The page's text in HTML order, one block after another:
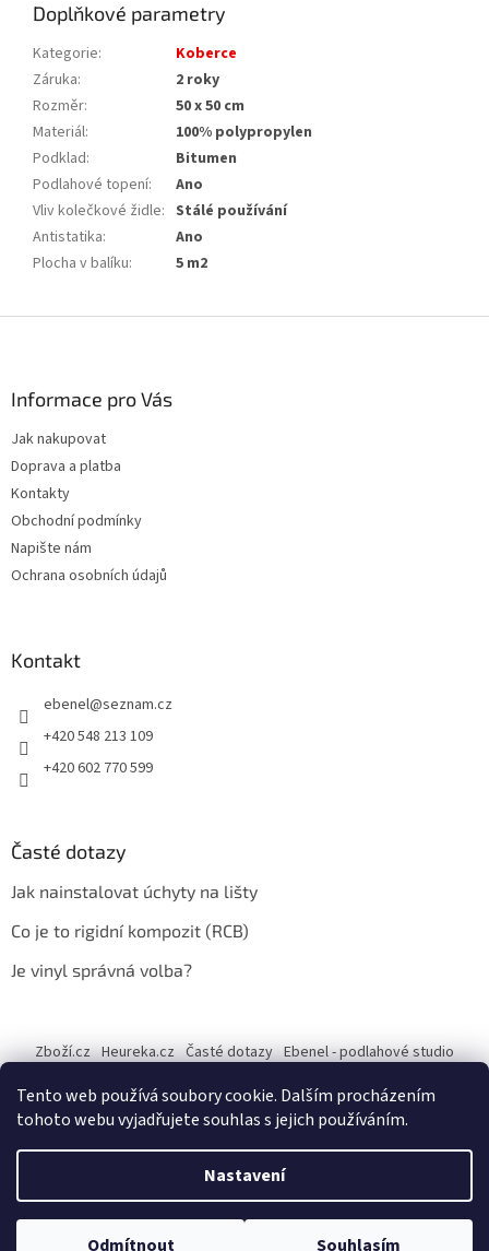
Tento web používá soubory cookie. Dalším procházením
tohoto webu vyjadřujete souhlas s jejich používáním.
Nastavení
Odmítnout Souhlasím
Doplňkové parametry
Kategorie:
Koberce
Záruka:
2 roky
Rozměr:
50 x 50 cm
Materiál:
100% polypropylen
Podklad:
Bitumen
Podlahové topení:
Ano
Vliv kolečkové židle: Stálé používání
Antistatika:
Ano
Plocha v balíku: 5 m2
Informace pro Vás
Jak nakupovat
Doprava a platba
Kontakty
Obchodní podmínky
Napište nám
Ochrana osobních údajů
Kontakt
ebenel@seznam.cz
+420 548 213 109
+420 602 770 599
Časté dotazy
Jak nainstalovat úchyty na lišty
Co je to rigidní kompozit (RCB)
Je vinyl správná volba?
Zboží.cz Heureka.cz Časté dotazy Ebenel - podlahové studio
Copyright 2026Ebenel - Podlahové studio Jany Vechetové.